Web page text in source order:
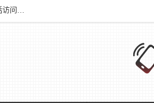
深圳大宋咨询有限公司2016年于深圳市宝安区新安街道海旺社区成立。主要经营：市场信息咨询、大数据调研、、在线调研、问卷调查、cati电话访问、神秘顾客调查、广告效果评估、消费者调查、大数据采集分析等，从事广告业务、国内贸易、数据采集、数据处理；公共文明测评。